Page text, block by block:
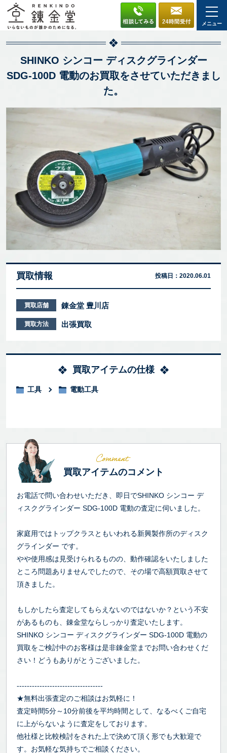
メニュー
SHINKO シンコー ディスクグラインダー
SDG-100D 電動のお買取をさせていただきまし
た。
買取情報 投稿日： 2020.06.01
買取店舗 錬金堂 豊川店
買取方法 出張買取
買取アイテムの仕様
工具 電動工具
買取アイテムのコメント
お電話で問い合わせいただき、即日でSHINKO シンコー デ
ィスクグラインダー SDG-100D 電動の査定に伺いました。
家庭用ではトップクラスともいわれる新興製作所のディスク
グラインダー です。
やや使用感は見受けられるものの、動作確認をいたしました
ところ問題ありませんでしたので、その場で高額買取させて
頂きました。
もしかしたら査定してもらえないのではないか？という不安
があるものも、錬金堂ならしっかり査定いたします。
SHINKO シンコー ディスクグラインダー SDG-100D 電動の
買取をご検討中のお客様は是非錬金堂までお問い合わせくだ
さい！どうもありがとうございました。
----------------------------------
★無料出張査定のご相談はお気軽に！
査定時間5分～10分前後を平均時間として、なるべくご自宅
に上がらないように査定をしております。
他社様と比較検討をされた上で決めて頂く形でも大歓迎で
す。お気軽な気持ちでご相談ください。